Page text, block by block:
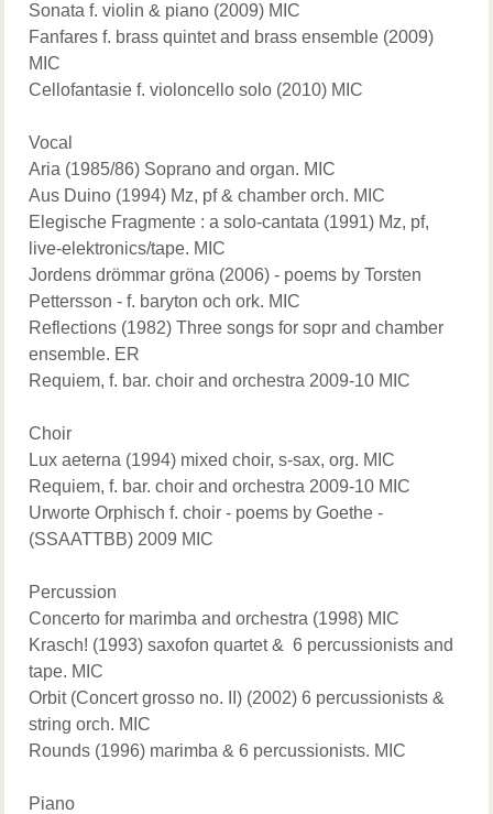
Sonata f. violin & piano (2009) MIC
Fanfares f. brass quintet and brass ensemble (2009)
MIC
Cellofantasie f. violoncello solo (2010) MIC
Vocal
Aria (1985/86) Soprano and organ. MIC
Aus Duino (1994) Mz, pf & chamber orch. MIC
Elegische Fragmente : a solo-cantata (1991) Mz, pf,
live-elektronics/tape. MIC
Jordens drömmar gröna (2006) - poems by Torsten
Pettersson - f. baryton och ork. MIC
Reflections (1982) Three songs for sopr and chamber
ensemble. ER
Requiem, f. bar. choir and orchestra 2009-10 MIC
Choir
Lux aeterna (1994) mixed choir, s-sax, org. MIC
Requiem, f. bar. choir and orchestra 2009-10 MIC
Urworte Orphisch f. choir - poems by Goethe -
(SSAATTBB) 2009 MIC
Percussion
Concerto for marimba and orchestra (1998) MIC
Krasch! (1993) saxofon quartet & 6 percussionists and
tape. MIC
Orbit (Concert grosso no. II) (2002) 6 percussionists &
string orch. MIC
Rounds (1996) marimba & 6 percussionists. MIC
Piano